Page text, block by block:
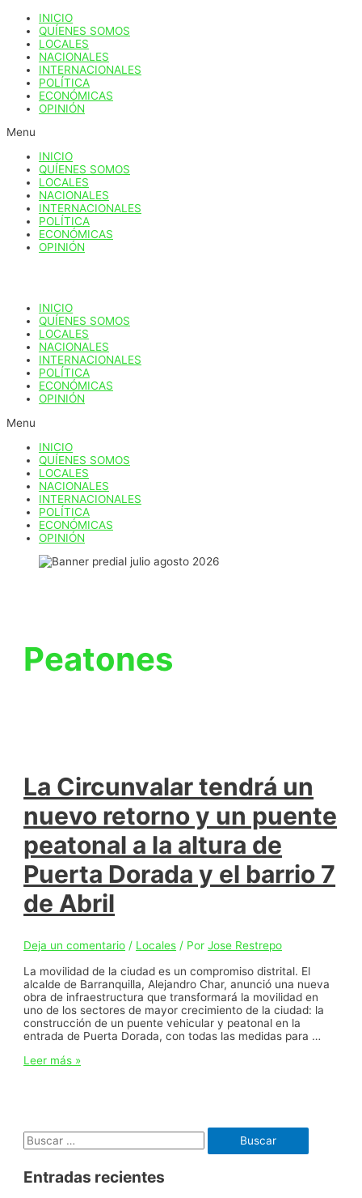
contenido
INICIO
QUÍENES SOMOS
LOCALES
NACIONALES
INTERNACIONALES
POLÍTICA
ECONÓMICAS
OPINIÓN
Menu
INICIO
QUÍENES SOMOS
LOCALES
NACIONALES
INTERNACIONALES
POLÍTICA
ECONÓMICAS
OPINIÓN
INICIO
QUÍENES SOMOS
LOCALES
NACIONALES
INTERNACIONALES
POLÍTICA
ECONÓMICAS
OPINIÓN
Menu
INICIO
QUÍENES SOMOS
LOCALES
NACIONALES
INTERNACIONALES
POLÍTICA
ECONÓMICAS
OPINIÓN
Peatones
La Circunvalar tendrá un
nuevo retorno y un puente
peatonal a la altura de
Puerta Dorada y el barrio 7
de Abril
Deja un comentario / Locales / PorJose Restrepo
La movilidad de la ciudad es un compromiso distrital. El
alcalde de Barranquilla, Alejandro Char, anunció una nueva
obra de infraestructura que transformará la movilidad en
uno de los sectores de mayor crecimiento de la ciudad: la
construcción de un puente vehicular y peatonal en la
entrada de Puerta Dorada, con todas las medidas para …
La
y
un
peatonal
Leer más »
Buscar:
Entradas recientes